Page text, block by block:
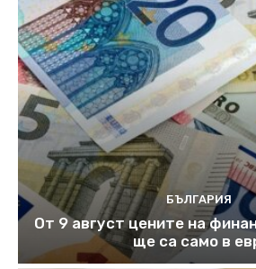
БЪЛГАРИЯ
От 9 август цените на
ще са само в